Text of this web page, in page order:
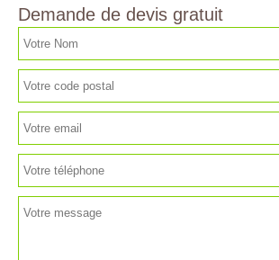
Demande de devis gratuit